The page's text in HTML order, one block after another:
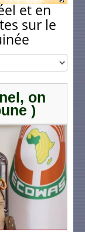
et en
sur le
on
)